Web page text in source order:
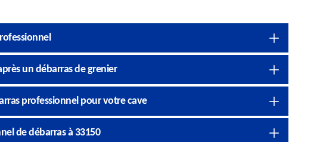
un débarras de grenier
professionnel pour votre cave
de débarras à 33150